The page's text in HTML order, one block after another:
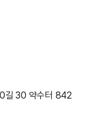
길 30 약수터 842